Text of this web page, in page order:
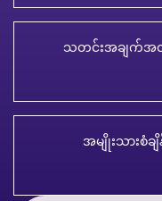
သတင်းအချက်အ
အမျိုးသားစံ